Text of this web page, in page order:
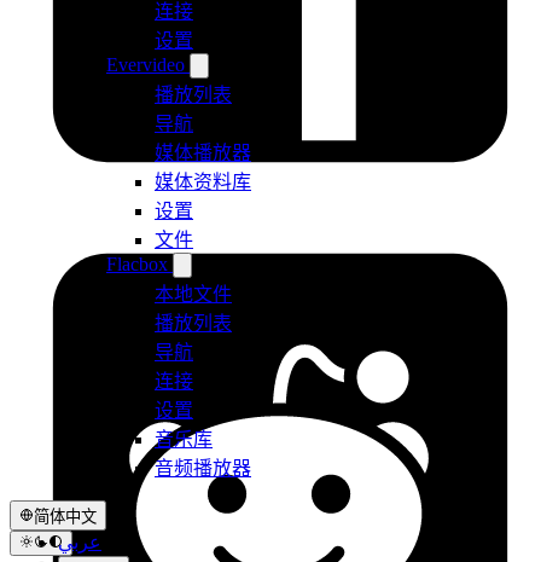
连接
设置
Evervideo
播放列表
导航
媒体播放器
媒体资料库
设置
文件
Flacbox
本地文件
播放列表
导航
连接
设置
音乐库
音频播放器
简体中文
عربي